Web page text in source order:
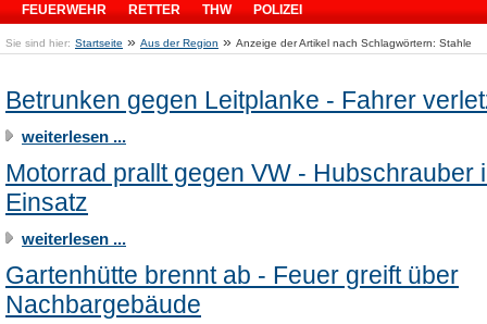
FEUERWEHR RETTER THW POLIZEI
Sie sind hier: Startseite » Aus der Region » Anzeige der Artikel nach Schlagwörtern: Stahle
Betrunken gegen Leitplanke - Fahrer
weiterlesen ...
Motorrad prallt gegen VW - Hubschrauber
Einsatz
weiterlesen ...
Gartenhütte brennt ab - Feuer greift über
Nachbargebäude